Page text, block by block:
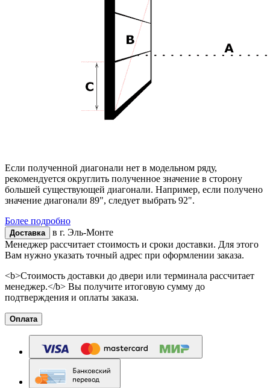
Если полученной диагонали нет в модельном ряду,
рекомендуется округлить полученное значение в сторону
большей существующей диагонали. Например, если получено
значение диагонали 89", следует выбрать 92".
Более подробно
Доставка в г. Эль-Монте
Менеджер рассчитает стоимость и сроки доставки. Для этого
Вам нужно указать точный адрес при оформлении заказа.
<b>Стоимость доставки до двери или терминала рассчитает
менеджер.</b> Вы получите итоговую сумму до
подтверждения и оплаты заказа.
Оплата